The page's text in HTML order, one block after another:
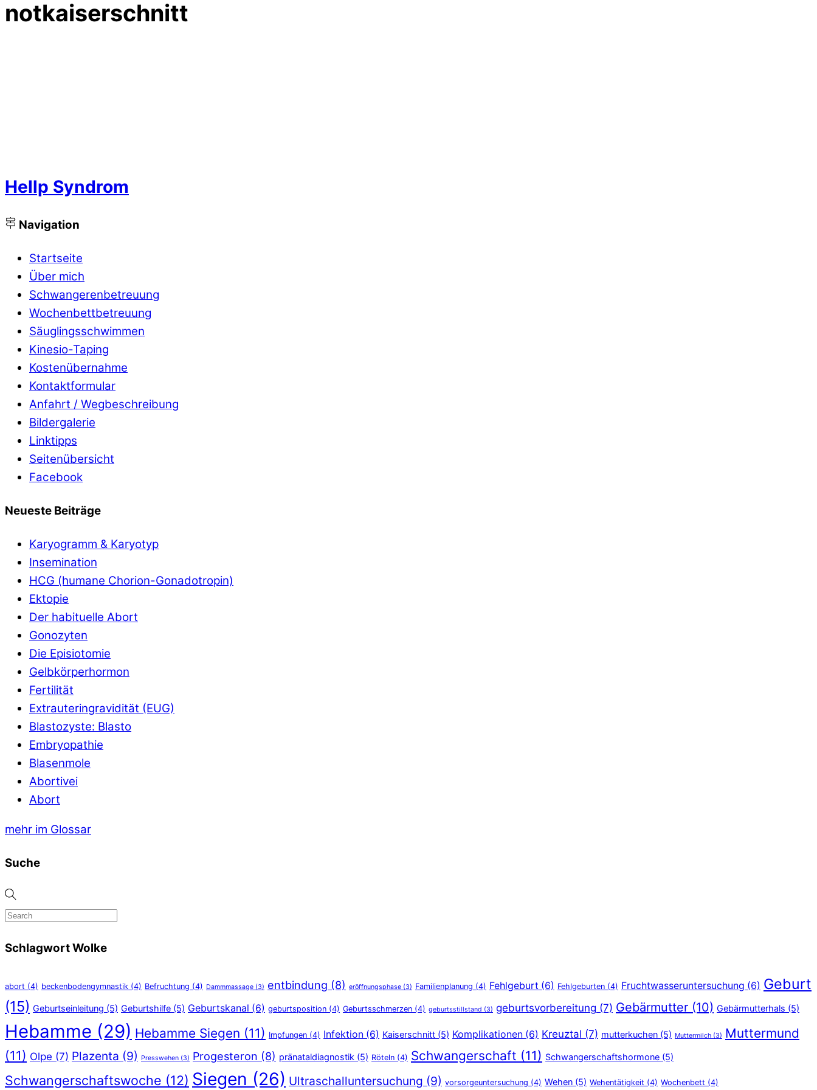
notkaiserschnitt
Hellp Syndrom
Navigation
Startseite
Über mich
Schwangerenbetreuung
Wochenbettbetreuung
Säuglingsschwimmen
Kinesio-Taping
Kostenübernahme
Kontaktformular
Anfahrt / Wegbeschreibung
Bildergalerie
Linktipps
Seitenübersicht
Facebook
Neueste Beiträge
Karyogramm & Karyotyp
Insemination
HCG (humane Chorion-Gonadotropin)
Ektopie
Der habituelle Abort
Gonozyten
Die Episiotomie
Gelbkörperhormon
Fertilität
Extrauteringravidität (EUG)
Blastozyste: Blasto
Embryopathie
Blasenmole
Abortivei
Abort
mehr im Glossar
Suche
Schlagwort Wolke
abort (4) beckenbodengymnastik (4) Befruchtung (4) Dammmassage (3) entbindung (8) eröffnungsphase (3) Familienplanung (4) Fehlgeburt (6) Fehlgeburten (4) Fruchtwasseruntersuchung (6) Geburt
(15) Geburtseinleitung (5) Geburtshilfe (5) Geburtskanal (6) geburtsposition (4) Geburtsschmerzen (4) geburtsstillstand (3) geburtsvorbereitung (7) Gebärmutter (10) Gebärmutterhals (5)
Hebamme (29) Hebamme Siegen (11) Impfungen (4) Infektion (6) Kaiserschnitt (5) Komplikationen (6) Kreuztal (7) mutterkuchen (5) Muttermilch (3) Muttermund
(11) Olpe (7) Plazenta (9) Presswehen (3) Progesteron (8) pränataldiagnostik (5) Röteln (4) Schwangerschaft (11) Schwangerschaftshormone (5)
Schwangerschaftswoche (12) Siegen (26) Ultraschalluntersuchung (9) vorsorgeuntersuchung (4) Wehen (5) Wehentätigkeit (4) Wochenbett (4)